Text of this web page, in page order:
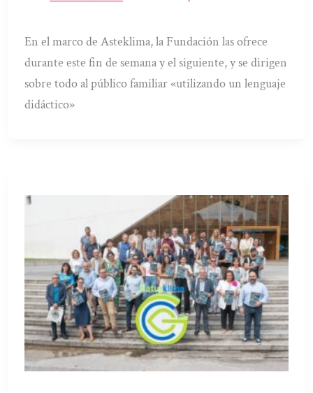
En el marco de Asteklima, la Fundación las ofrece
durante este fin de semana y el siguiente, y se dirigen
sobre todo al público familiar «utilizando un lenguaje
didáctico»